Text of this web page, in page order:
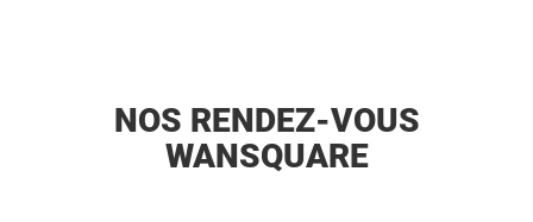
NOS RENDEZ-VOUS
WANSQUARE